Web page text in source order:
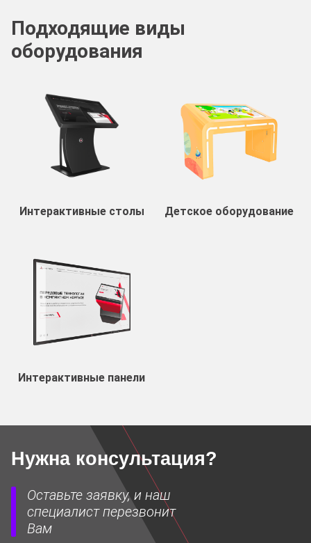
Подходящие виды
оборудования
Интерактивные столы Детское оборудование
Интерактивные панели
Нужна консультация?
Оставьте заявку, и наш
специалист перезвонит
Вам